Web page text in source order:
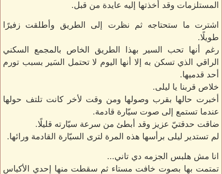
المستلزمات وقد أخذتها إليه عايدة من قبل.
اشترت ما ستحتاجه ثم نظرت إلى الطريق وأطلقت زفيرًا
طويلًا.
رغم أنها تحب السير بهذا الطريق الخاص بالمجمع السكني
الراقي الذي تسكن به إلا أنها اليوم لا تحتمل السَير بسبب تورم
أحد قدميها.
خلاص قربنا يا ليلى.
أخبرت حالها بقرب وصولها ومن وقت لأخر كانت تلتف حولها
عندما تستمع إلى صوت سيّارة قادمة.
ضاقت حدقتيّ عزيز وقد أبطئ من سرعة سيّارته قليلًا.
لم تستدير ليلى برأسها هذه المرة لترى السيّارة القادمة ورائها.
انا مش هلبس الجزمه دي تاني...
تمتمت بها بصوت خافت مستاء ثم سقطت منها إحدي الأكياس